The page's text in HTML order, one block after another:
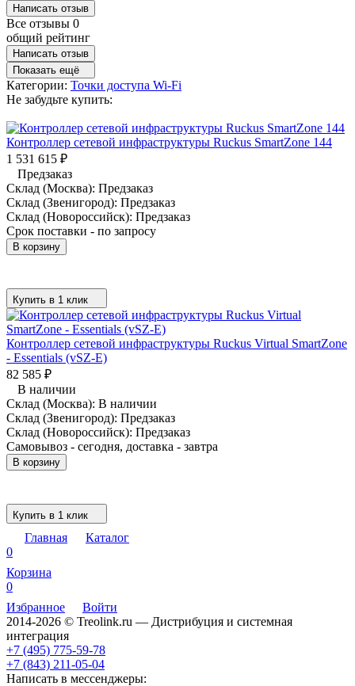
Написать отзыв
Все отзывы 0
общий рейтинг
Написать отзыв
Показать ещё
Категории: Точки доступа Wi-Fi
Не забудьте купить:
Контроллер сетевой инфраструктуры Ruckus SmartZone 144
1 531 615 ₽
Предзаказ
Склад (Москва): Предзаказ
Склад (Звенигород): Предзаказ
Склад (Новороссийск): Предзаказ
Срок поставки - по запросу
В корзину
Купить в 1 клик
Контроллер сетевой инфраструктуры Ruckus Virtual SmartZone
- Essentials (vSZ-E)
82 585 ₽
В наличии
Склад (Москва): В наличии
Склад (Звенигород): Предзаказ
Склад (Новороссийск): Предзаказ
Самовывоз - сегодня, доставка - завтра
В корзину
Купить в 1 клик
Главная
Каталог
0
Корзина
0
Избранное
Войти
2014-2026 © Treolink.ru — Дистрибуция и системная
интеграция
+7 (495) 775-59-78
+7 (843) 211-05-04
Написать в мессенджеры: